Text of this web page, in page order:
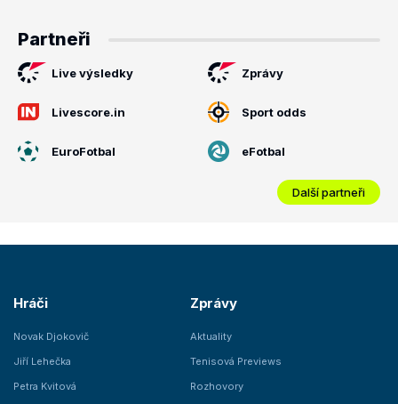
Partneři
Live výsledky Zprávy
Livescore.in Sport odds
EuroFotbal eFotbal
Další partneři
Hráči
Novak Djokovič
Jiří Lehečka
Petra Kvitová
Zprávy
Aktuality
Tenisová Previews
Rozhovory